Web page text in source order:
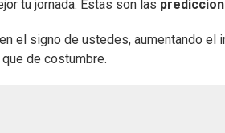
tu jornada. Estas son las
el signo de ustedes, aumentando
de costumbre.